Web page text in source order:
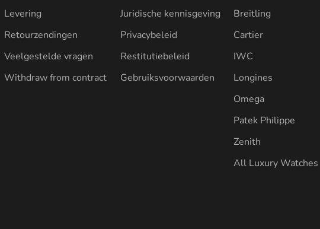
Levering
Retourzendingen
Veelgestelde vragen
Withdraw from contract
Juridische kennisgeving
Privacybeleid
Restitutiebeleid
Gebruiksvoorwaarden
Breitling
Cartier
IWC
Longines
Omega
Patek Philippe
Zenith
All Luxury Watches